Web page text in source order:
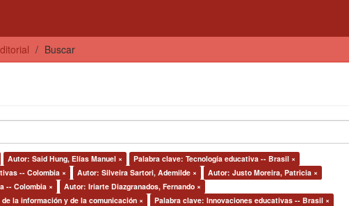
Buscar
Autor: Said Hung, Elías Manuel ×
Palabra clave: Tecnología educativa -- Brasil ×
-- Colombia ×
Autor: Silveira Sartori, Ademilde ×
Autor: Justo Moreira, Patricia ×
-- Colombia ×
Autor: Iriarte Diazgranados, Fernando ×
la información y de la comunicación ×
Palabra clave: Innovaciones educativas -- Brasil ×